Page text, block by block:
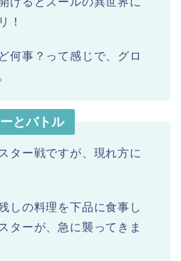
！
何事？って感じで、グロ
とバトル
ター戦ですが、現れ方に
しの料理を下品に食事し
ターが、急に襲ってきま